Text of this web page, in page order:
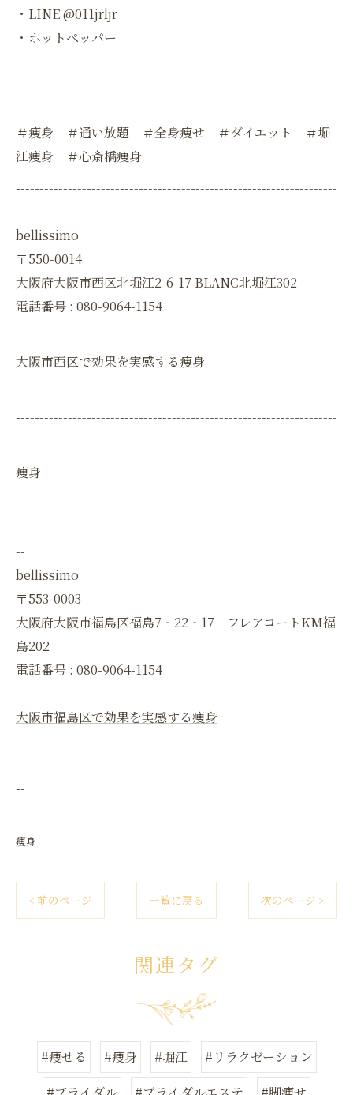
・LINE @011jrljr
・ホットペッパー
＃痩身 ＃通い放題 ＃全身痩せ ＃ダイエット ＃堀
江痩身 ＃心斎橋痩身
--------------------------------------------------------------------
--
bellissimo
〒550-0014
大阪府大阪市西区北堀江2-6-17 BLANC北堀江302
電話番号 : 080-9064-1154
大阪市西区で効果を実感する痩身
--------------------------------------------------------------------
--
痩身
--------------------------------------------------------------------
--
bellissimo
〒553-0003
大阪府大阪市福島区福島7‐22‐17 フレアコートKM福
島202
電話番号 : 080-9064-1154
大阪市福島区で効果を実感する痩身
--------------------------------------------------------------------
--
痩身
< 前のページ 一覧に戻る 次のページ >
関連タグ
#痩せる #痩身 #堀江
#リラクゼーション